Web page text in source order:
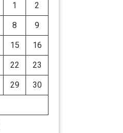
1
2
8 9
15 16
22 23
29 30